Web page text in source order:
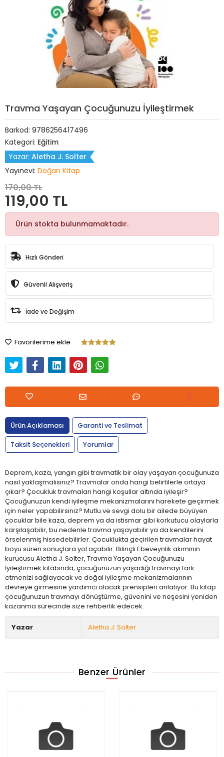
Travma Yaşayan Çocuğunuzu İyileştirmek
Barkod: 9786256417496
Kategori: Eğitim
Yazar: Aletha J. Solter
Yayınevi: Doğan Kitap
170,00 TL
119,00 TL
Ürün stokta bulunmamaktadır.
Hızlı Gönderi
Güvenli Alışveriş
İade ve Değişim
Favorilerime ekle
Ürün Açıklaması
Garanti ve Teslimat
Taksit Seçenekleri
Yorumlar
Deprem, kaza, yangın gibi travmatik bir olay yaşayan çocuğunuza
nasıl yaklaşmalısınız? Travmalar onda hangi belirtilerle ortaya
çıkar? Çocukluk travmaları hangi koşullar altında iyileşir?
Çocuğunuzun kendi iyileşme mekanizmalarını harekete geçirmek
için neler yapabilirsiniz? Mutlu ve sevgi dolu bir ailede büyüyen
çocuklar bile kaza, deprem ya da istismar gibi korkutucu olaylarla
karşılaşabilir, bu nedenle travma yaşayabilir ya da kendilerini
örselenmiş hissedebilirler. Çocuklukta geçirilen travmalar hayat
boyu süren sonuçlara yol açabilir. Bilinçli Ebeveynlik akımının
kurucusu Aletha J. Solter, Travma Yaşayan Çocuğunuzu
İyileştirmek kitabında, çocuğunuzun yaşadığı travmayı fark
etmenizi sağlayacak ve doğal iyileşme mekanizmalarının
devreye girmesine yardımcı olacak prensipleri anlatıyor. Bu kitap
çocuğunuzun travmayı dönüştürme, güvenini ve neşesini yeniden
kazanma sürecinde size rehberlik edecek.
Yazar Aletha J. Solter
Benzer Ürünler